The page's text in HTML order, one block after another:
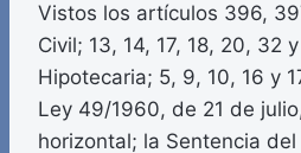
Vistos los artículos 396,
Civil; 13, 14, 17, 18, 20, 32
Hipotecaria; 5, 9, 10, 16 y
Ley 49/1960, de 21 de
horizontal; la Sentencia del